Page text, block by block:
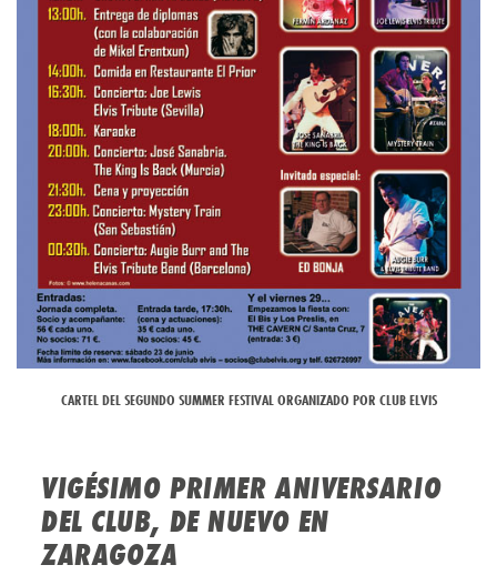
CARTEL DEL SEGUNDO SUMMER FESTIVAL ORGANIZADO POR CLUB ELVIS
VIGÉSIMO PRIMER ANIVERSARIO
DEL CLUB, DE NUEVO EN
ZARAGOZA